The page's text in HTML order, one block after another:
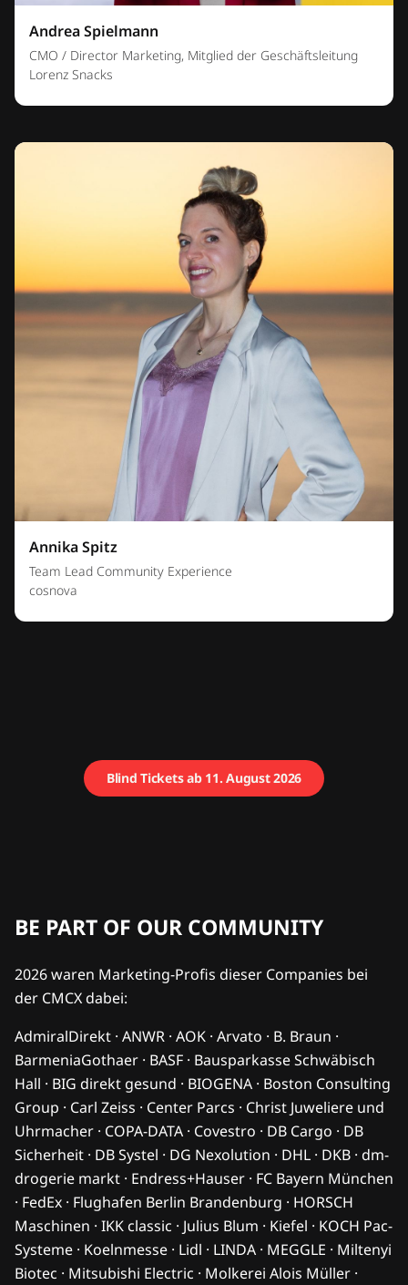
Andrea Spielmann
CMO / Director Marketing, Mitglied der Geschäftsleitung
Lorenz Snacks
Annika Spitz
Team Lead Community Experience
cosnova
Blind Tickets ab 11. August 2026
BE PART OF OUR COMMUNITY
2026 waren Marketing-Profis dieser Companies bei
der CMCX dabei:
AdmiralDirekt · ANWR · AOK · Arvato · B. Braun ·
BarmeniaGothaer · BASF · Bausparkasse Schwäbisch
Hall · BIG direkt gesund · BIOGENA · Boston Consulting
Group · Carl Zeiss · Center Parcs · Christ Juweliere und
Uhrmacher · COPA-DATA · Covestro · DB Cargo · DB
Sicherheit · DB Systel · DG Nexolution · DHL · DKB · dm-
drogerie markt · Endress+Hauser · FC Bayern München
· FedEx · Flughafen Berlin Brandenburg · HORSCH
Maschinen · IKK classic · Julius Blum · Kiefel · KOCH Pac-
Systeme · Koelnmesse · Lidl · LINDA · MEGGLE · Miltenyi
Biotec · Mitsubishi Electric · Molkerei Alois Müller ·